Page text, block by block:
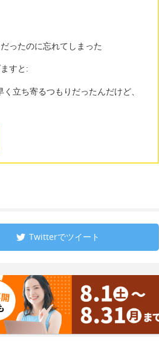
ったのに忘れてしまった
すと:
ち寄るつもりだったんだけど、
Twitterでツイート